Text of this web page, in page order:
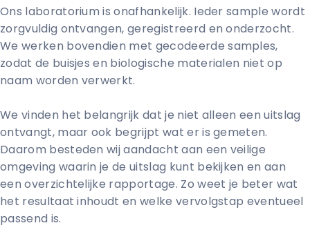
Ons laboratorium is onafhankelijk. Ieder sample wordt
zorgvuldig ontvangen, geregistreerd en onderzocht.
We werken bovendien met gecodeerde samples,
zodat de buisjes en biologische materialen niet op
naam worden verwerkt.
We vinden het belangrijk dat je niet alleen een uitslag
ontvangt, maar ook begrijpt wat er is gemeten.
Daarom besteden wij aandacht aan een veilige
omgeving waarin je de uitslag kunt bekijken en aan
een overzichtelijke rapportage. Zo weet je beter wat
het resultaat inhoudt en welke vervolgstap eventueel
passend is.